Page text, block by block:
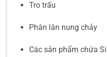
Tro trấu
Phân lân nung chảy
Các sản phẩm chứa